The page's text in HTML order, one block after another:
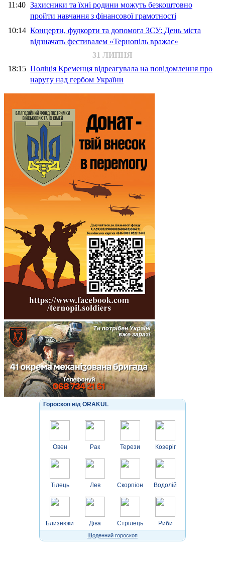
11:40 Захисники та їхні родини можуть безкоштовно
пройти навчання з фінансової грамотності
10:14 Концерти, фудкорти та допомога ЗСУ: День міста
відзначать фестивалем «Тернопіль вражає»
31 ЛИПНЯ
18:15 Поліція Кременця відреагувала на повідомлення про
наругу над гербом України
Гороскоп від ORAKUL
Овен
Тілець
Близнюки
Рак
Лев
Діва
Терези
Скорпіон
Стрілець
Козеріг
Водолій
Риби
Щоденний гороскоп